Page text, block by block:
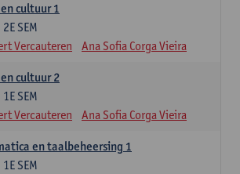
cultuur 1
2E SEM
Vercauteren Ana Sofia Corga Vieira
cultuur 2
1E SEM
Vercauteren Ana Sofia Corga Vieira
en taalbeheersing 1
1E SEM